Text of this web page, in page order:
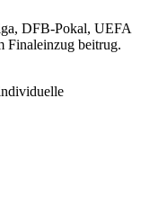
DFB-Pokal, UEFA
Finaleinzug beitrug.